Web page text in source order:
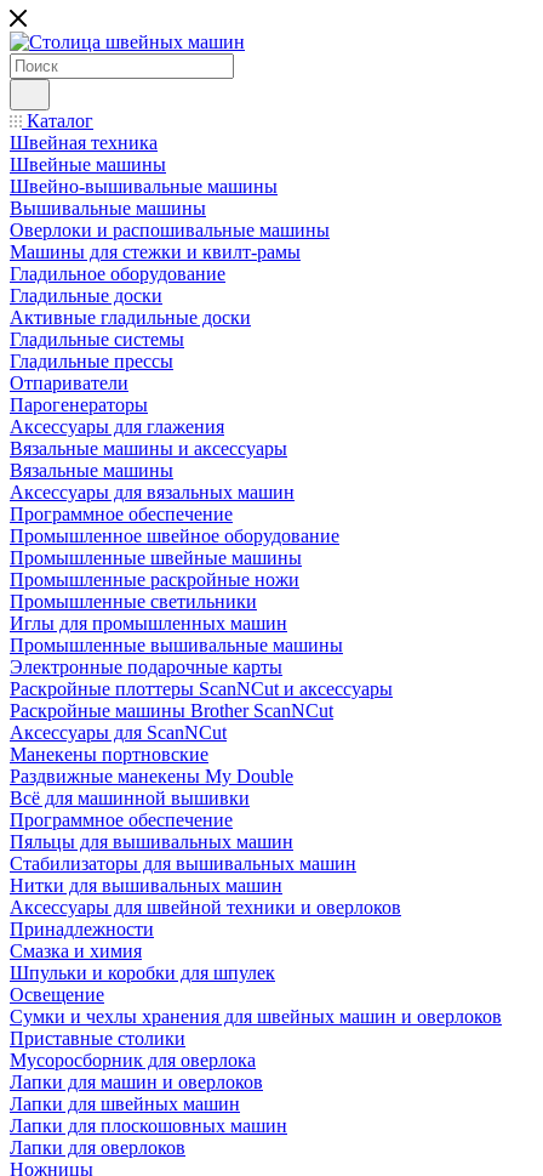
Каталог
Швейная техника
Швейные машины
Швейно-вышивальные машины
Вышивальные машины
Оверлоки и распошивальные машины
Машины для стежки и квилт-рамы
Гладильное оборудование
Гладильные доски
Активные гладильные доски
Гладильные системы
Гладильные прессы
Отпариватели
Парогенераторы
Аксессуары для глажения
Вязальные машины и аксессуары
Вязальные машины
Аксессуары для вязальных машин
Программное обеспечение
Промышленное швейное оборудование
Промышленные швейные машины
Промышленные раскройные ножи
Промышленные светильники
Иглы для промышленных машин
Промышленные вышивальные машины
Электронные подарочные карты
Раскройные плоттеры ScanNCut и аксессуары
Раскройные машины Brother ScanNCut
Аксессуары для ScanNCut
Манекены портновские
Раздвижные манекены My Double
Всё для машинной вышивки
Программное обеспечение
Пяльцы для вышивальных машин
Стабилизаторы для вышивальных машин
Нитки для вышивальных машин
Аксессуары для швейной техники и оверлоков
Принадлежности
Смазка и химия
Шпульки и коробки для шпулек
Освещение
Сумки и чехлы хранения для швейных машин и оверлоков
Приставные столики
Мусоросборник для оверлока
Лапки для машин и оверлоков
Лапки для швейных машин
Лапки для плоскошовных машин
Лапки для оверлоков
Ножницы